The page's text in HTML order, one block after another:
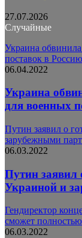
27.07.2026
Случайные
Украина
поставок в Россию
06.04.2022
Украина
для военных
Путин заявил о
зарубежными
06.03.2022
Путин заявил
Украиной и
Гендиректор
сможет полностью
06.03.2022